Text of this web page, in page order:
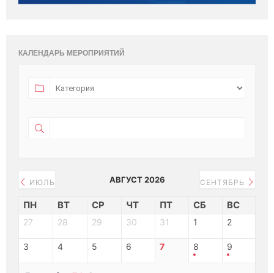
КАЛЕНДАРЬ МЕРОПРИЯТИЙ
ИЮЛЬ АВГУСТ 2026 СЕНТЯБРЬ
ПН ВТ СР ЧТ ПТ СБ ВС
27 28 29 30 31 1 2
3 4 5 6 7 8 9